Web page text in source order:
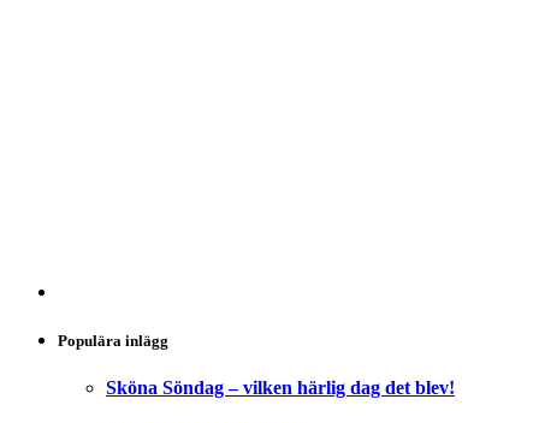
Populära inlägg
Sköna Söndag – vilken härlig dag det blev!